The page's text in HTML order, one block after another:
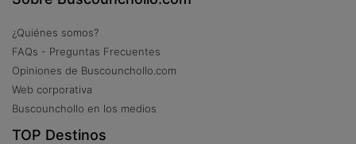
¿Quiénes somos?
FAQs - Preguntas Frecuentes
Opiniones de Buscounchollo.com
Web corporativa
Buscounchollo en los medios
TOP Destinos